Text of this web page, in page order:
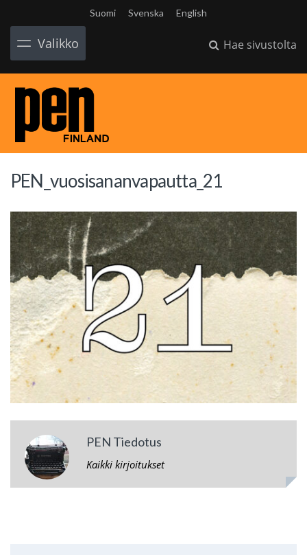
Suomi Svenska English
Valikko Hae sivustolta
PEN_vuosisananvapautta_21
PEN Tiedotus
Kaikki kirjoitukset